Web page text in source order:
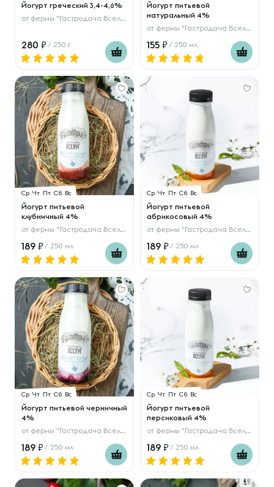
Йогурт греческий 3,4-4,6%
от фермы "Гастродача Вселуг"
280 / 250 г
Йогурт питьевой
натуральный 4%
от фермы "Гастродача Вселуг"
155 / 250 мл
Ср Чт Пт Сб Вс
Йогурт питьевой
клубничный 4%
от фермы "Гастродача Вселуг"
189 / 250 мл
Ср Чт Пт Сб Вс
Йогурт питьевой
абрикосовый 4%
от фермы "Гастродача Вселуг"
189 / 250 мл
Ср Чт Пт Сб Вс
Йогурт питьевой черничный
4%
от фермы "Гастродача Вселуг"
189 / 250 мл
Ср Чт Пт Сб Вс
Йогурт питьевой
персиковый 4%
от фермы "Гастродача Вселуг"
189 / 250 мл